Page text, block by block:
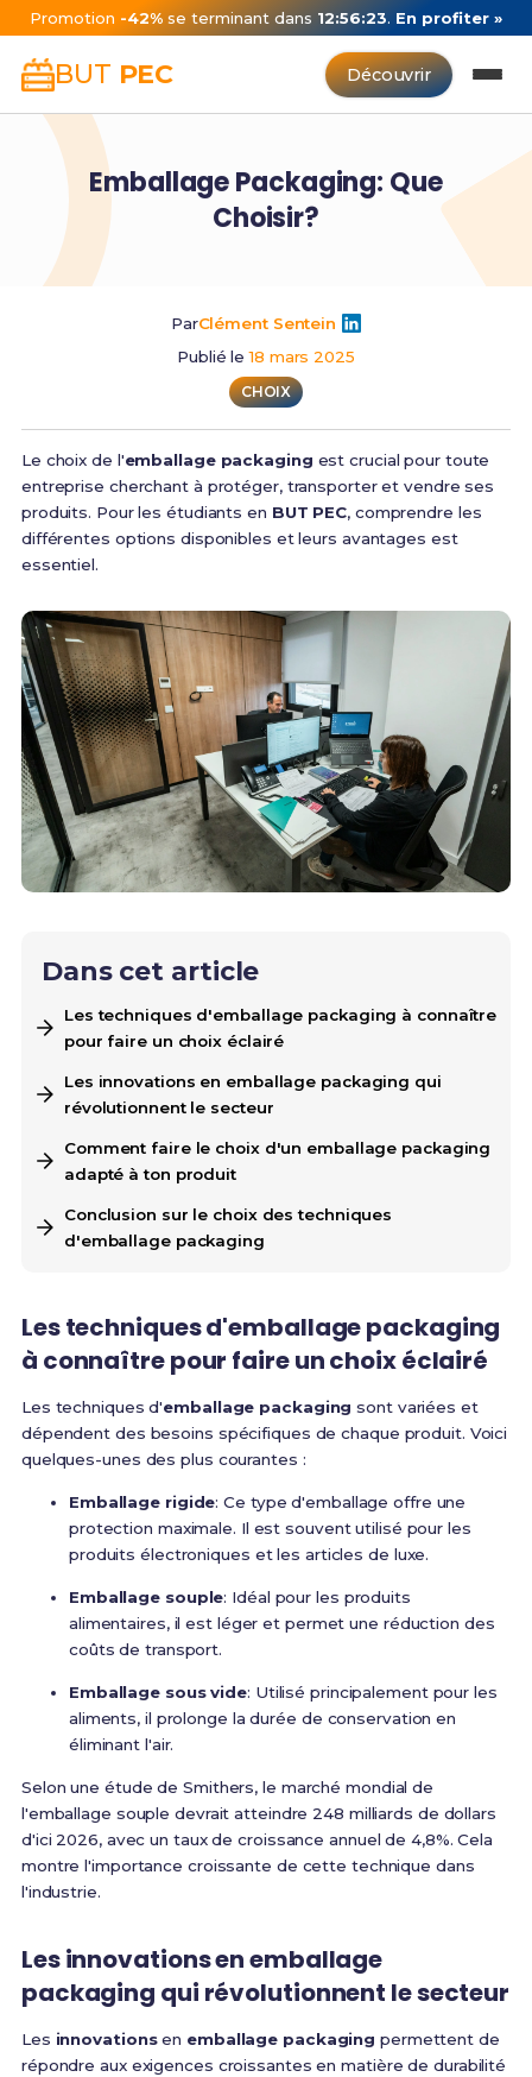
Promotion -42% se terminant dans 12:56:23. En profiter »
BUT PEC Découvrir
Emballage Packaging: Que
Choisir?
ParClément Sentein
Publié le18 mars 2025
CHOIX
Le choix de l'emballage packaging est crucial pour toute
entreprise cherchant à protéger, transporter et vendre ses
produits. Pour les étudiants en BUT PEC, comprendre les
différentes options disponibles et leurs avantages est
essentiel.
Dans cet article
Les techniques d'emballage packaging à connaître
pour faire un choix éclairé
Les innovations en emballage packaging qui
révolutionnent le secteur
Comment faire le choix d'un emballage packaging
adapté à ton produit
Conclusion sur le choix des techniques
d'emballage packaging
Les techniques d'emballage packaging
à connaître pour faire un choix éclairé
Les techniques d'emballage packaging sont variées et
dépendent des besoins spécifiques de chaque produit. Voici
quelques-unes des plus courantes :
Emballage rigide: Ce type d'emballage offre une
protection maximale. Il est souvent utilisé pour les
produits électroniques et les articles de luxe.
Emballage souple: Idéal pour les produits
alimentaires, il est léger et permet une réduction des
coûts de transport.
Emballage sous vide: Utilisé principalement pour les
aliments, il prolonge la durée de conservation en
éliminant l'air.
Selon une étude de Smithers, le marché mondial de
l'emballage souple devrait atteindre 248 milliards de dollars
d'ici 2026, avec un taux de croissance annuel de 4,8%. Cela
montre l'importance croissante de cette technique dans
l'industrie.
Les innovations en emballage
packaging qui révolutionnent le secteur
Les innovationsen emballage packaging permettent de
répondre aux exigences croissantes en matière de durabilité